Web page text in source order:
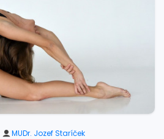
MUDr. Jozef Staríček